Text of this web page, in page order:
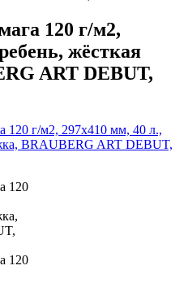
120 г/м2,
жёсткая
ART DEBUT,